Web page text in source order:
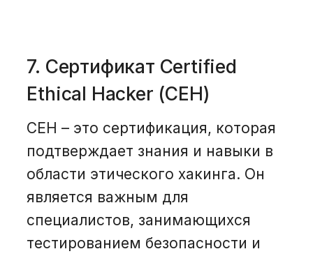
7. Сертификат Certified
Ethical Hacker (CEH)
CEH – это сертификация, которая
подтверждает знания и навыки в
области этического хакинга. Он
является важным для
специалистов, занимающихся
тестированием безопасности и